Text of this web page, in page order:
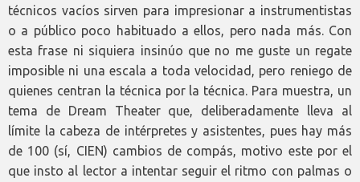
técnicos vacíos sirven para impresionar a instrumentistas
o a público poco habituado a ellos, pero nada más. Con
esta frase ni siquiera insinúo que no me guste un regate
imposible ni una escala a toda velocidad, pero reniego de
quienes centran la técnica por la técnica. Para muestra, un
tema de Dream Theater que, deliberadamente lleva al
límite la cabeza de intérpretes y asistentes, pues hay más
de 100 (sí, CIEN) cambios de compás, motivo este por el
que insto al lector a intentar seguir el ritmo con palmas o